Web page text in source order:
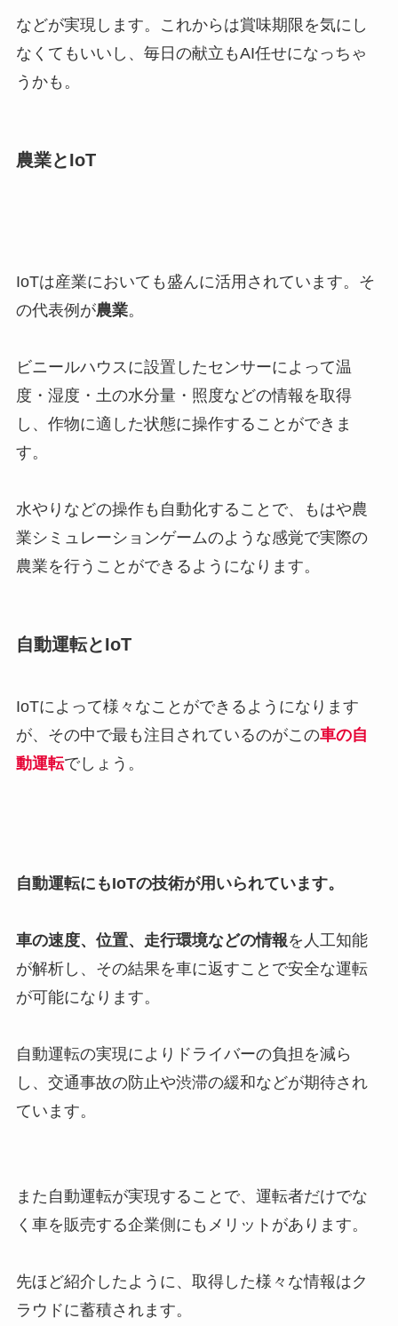
などが実現します。これからは賞味期限を気にし
なくてもいいし、毎日の献立もAI任せになっちゃ
うかも。
農業とIoT
IoTは産業においても盛んに活用されています。そ
の代表例が農業。
ビニールハウスに設置したセンサーによって温
度・湿度・土の水分量・照度などの情報を取得
し、作物に適した状態に操作することができま
す。
水やりなどの操作も自動化することで、もはや農
業シミュレーションゲームのような感覚で実際の
農業を行うことができるようになります。
自動運転とIoT
IoTによって様々なことができるようになります
が、その中で最も注目されているのがこの車の自
動運転でしょう。
自動運転にもIoTの技術が用いられています。
車の速度、位置、走行環境などの情報を人工知能
が解析し、その結果を車に返すことで安全な運転
が可能になります。
自動運転の実現によりドライバーの負担を減ら
し、交通事故の防止や渋滞の緩和などが期待され
ています。
また自動運転が実現することで、運転者だけでな
く車を販売する企業側にもメリットがあります。
先ほど紹介したように、取得した様々な情報はク
ラウドに蓄積されます。